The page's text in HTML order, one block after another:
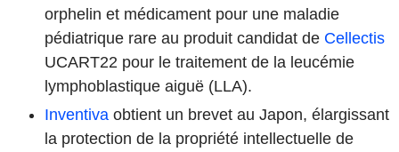
orphelin et médicament pour une maladie
pédiatrique rare au produit candidat de Cellectis
UCART22 pour le traitement de la leucémie
lymphoblastique aiguë (LLA).
Inventiva obtient un brevet au Japon, élargissant
la protection de la propriété intellectuelle de